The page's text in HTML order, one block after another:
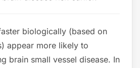
biologically (based on
appear more likely to
brain small vessel disease. In